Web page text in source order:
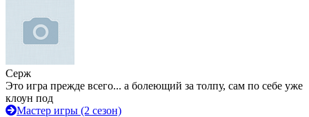
Серж
Это игра прежде всего... а болеющий за толпу, сам по себе уже
клоун под
Мастер игры (2 сезон)